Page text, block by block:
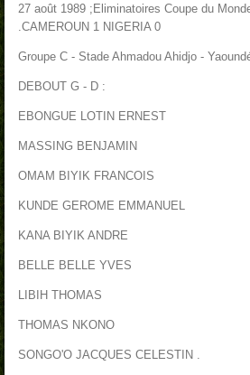
27 août 1989 ; Eliminatoires Coupe du
CAMEROUN 1 NIGERIA 0
Groupe C - Stade Ahmadou Ahidjo -
DEBOUT G - D :
EBONGUE LOTIN ERNEST
MASSING BENJAMIN
OMAM BIYIK FRANCOIS
KUNDE GEROME EMMANUEL
KANA BIYIK ANDRE
BELLE BELLE YVES
LIBIH THOMAS
THOMAS NKONO
SONGO'O JACQUES CELESTIN .